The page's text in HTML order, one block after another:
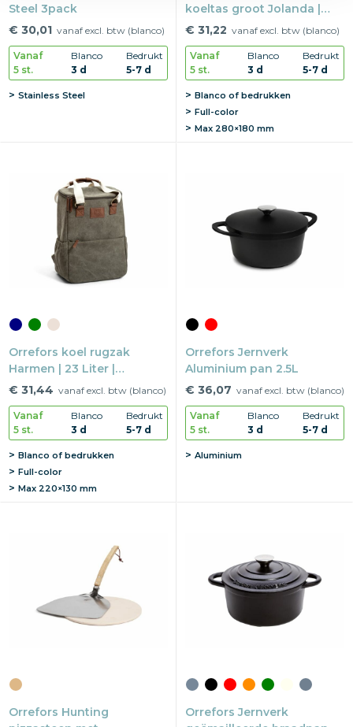
Steel 3pack
€ 30,01 vanaf excl. btw (blanco)
Vanaf
5 st.
Blanco
3 d
Bedrukt
5-7 d
Stainless Steel
koeltas groot Jolanda |
38×32×24 cm | Met
€ 31,22 vanaf excl. btw (blanco)
Vanaf
5 st.
Blanco
3 d
Bedrukt
5-7 d
Blanco of bedrukken
Full-color
Max 280×180 mm
Orrefors koel rugzak
Harmen | 23 Liter |
43×30×18 cm | Canvas
€ 31,44 vanaf excl. btw (blanco)
Vanaf
5 st.
Blanco
3 d
Bedrukt
5-7 d
Blanco of bedrukken
Full-color
Max 220×130 mm
Orrefors Jernverk
Aluminium pan 2.5L
€ 36,07 vanaf excl. btw (blanco)
Vanaf
5 st.
Blanco
3 d
Bedrukt
5-7 d
Aluminium
Orrefors Hunting
Orrefors Jernverk